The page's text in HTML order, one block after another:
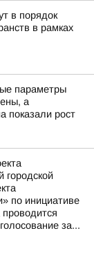
в порядок
в рамках
параметры
а
показали рост
городской
по инициативе
за...